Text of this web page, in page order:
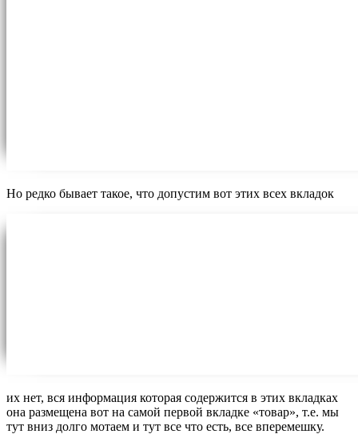
Но редко бывает такое, что допустим вот этих всех вкладок
их нет, вся информация которая содержится в этих вкладках
она размещена вот на самой первой вкладке «товар», т.е. мы
тут вниз долго мотаем и тут все что есть, все вперемешку.